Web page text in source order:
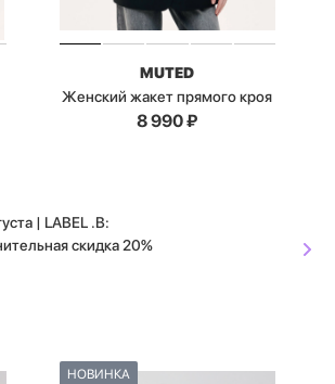
MUTED
Женский жакет прямого кроя
8 990₽
| LABEL .B:
скидка 20%
НОВИНКА